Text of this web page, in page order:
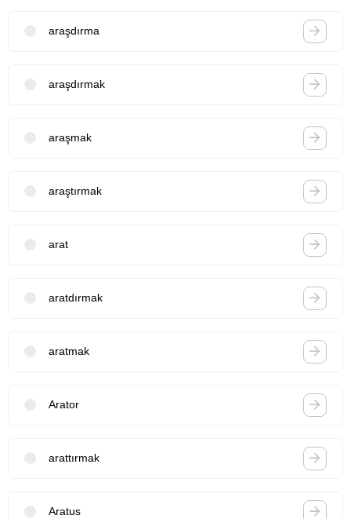
araşdırma
araşdırmak
araşmak
araştırmak
arat
aratdırmak
aratmak
Arator
arattırmak
Aratus